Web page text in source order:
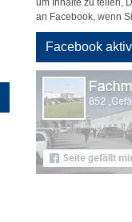
um Inhalte zu teilen,
an Facebook, wenn
Facebook